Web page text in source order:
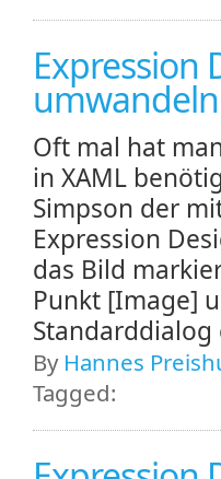
Expression
umwandeln
Oft mal hat
in XAML
Simpson der
Expression
das Bild
Punkt [Image]
Standarddialog
By Hannes
Tagged: